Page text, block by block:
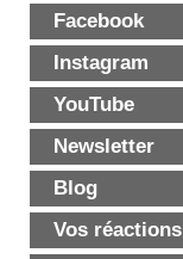
Facebook
Instagram
YouTube
Newsletter
Blog
Vos réactions